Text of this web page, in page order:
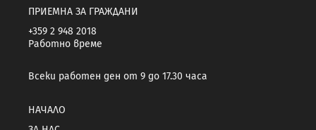
ПРИЕМНА ЗА ГРАЖДАНИ
+359 2 948 2018
Работно време
Всеки работен ден от 9 до 17.30 часа
НАЧАЛО